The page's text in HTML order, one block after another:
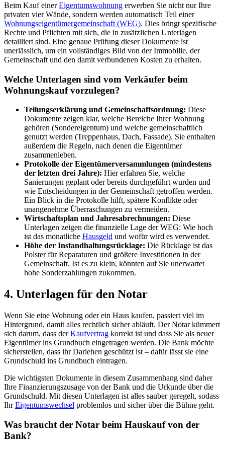
Beim Kauf einerEigentumswohnung erwerben Sie nicht nur Ihre
privaten vier Wände, sondern werden automatisch Teil einer
Wohnungseigentümergemeinschaft (WEG). Dies bringt spezifische
Rechte und Pflichten mit sich, die in zusätzlichen Unterlagen
detailliert sind. Eine genaue Prüfung dieser Dokumente ist
unerlässlich, um ein vollständiges Bild von der Immobilie, der
Gemeinschaft und den damit verbundenen Kosten zu erhalten.
Welche Unterlagen sind vom Verkäufer beim
Wohnungskauf vorzulegen?
Teilungserklärung und Gemeinschaftsordnung: Diese
Dokumente zeigen klar, welche Bereiche Ihrer Wohnung
gehören (Sondereigentum) und welche gemeinschaftlich
genutzt werden (Treppenhaus, Dach, Fassade). Sie enthalten
außerdem die Regeln, nach denen die Eigentümer
zusammenleben.
Protokolle der Eigentümerversammlungen (mindestens
der letzten drei Jahre): Hier erfahren Sie, welche
Sanierungen geplant oder bereits durchgeführt wurden und
wie Entscheidungen in der Gemeinschaft getroffen werden.
Ein Blick in die Protokolle hilft, spätere Konflikte oder
unangenehme Überraschungen zu vermeiden.
Wirtschaftsplan und Jahresabrechnungen: Diese
Unterlagen zeigen die finanzielle Lage der WEG: Wie hoch
ist das monatliche Hausgeld und wofür wird es verwendet.
Höhe der Instandhaltungsrücklage: Die Rücklage ist das
Polster für Reparaturen und größere Investitionen in der
Gemeinschaft. Ist es zu klein, könnten auf Sie unerwartet
hohe Sonderzahlungen zukommen.
4. Unterlagen für den Notar
Wenn Sie eine Wohnung oder ein Haus kaufen, passiert viel im
Hintergrund, damit alles rechtlich sicher abläuft. Der Notar kümmert
sich darum, dass derKaufvertrag korrekt ist und dass Sie als neuer
Eigentümer ins Grundbuch eingetragen werden. Die Bank möchte
sicherstellen, dass ihr Darlehen geschützt ist – dafür lässt sie eine
Grundschuld ins Grundbuch eintragen.
Die wichtigsten Dokumente in diesem Zusammenhang sind daher
Ihre Finanzierungszusage von der Bank und die Urkunde über die
Grundschuld. Mit diesen Unterlagen ist alles sauber geregelt, sodass
IhrEigentumswechsel problemlos und sicher über die Bühne geht.
Was braucht der Notar beim Hauskauf von der
Bank?